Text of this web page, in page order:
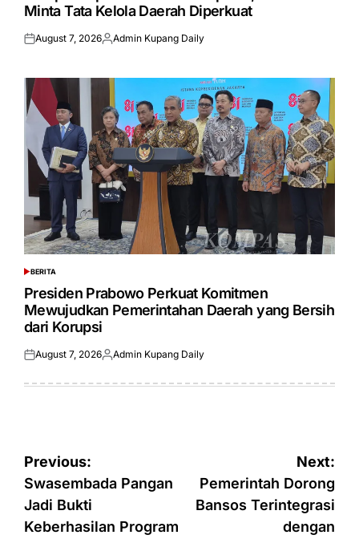
Minta Tata Kelola Daerah Diperkuat
Posted
August 7, 2026Posted
Admin Kupang Daily
POSTED
IN
BERITA
Presiden Prabowo Perkuat Komitmen
Mewujudkan Pemerintahan Daerah yang Bersih
dari Korupsi
Posted
August 7, 2026Posted
Admin Kupang Daily
Post
navigation
Previous:
Swasembada Pangan
Jadi Bukti
Keberhasilan Program
Next:
Pemerintah Dorong
Bansos Terintegrasi
dengan